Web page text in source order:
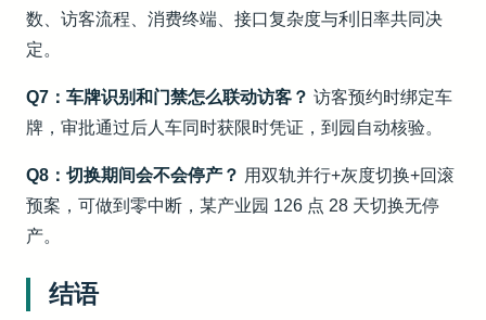
数、访客流程、消费终端、接口复杂度与利旧率共同决
定。
Q7：车牌识别和门禁怎么联动访客？ 访客预约时绑定车
牌，审批通过后人车同时获限时凭证，到园自动核验。
Q8：切换期间会不会停产？ 用双轨并行+灰度切换+回滚
预案，可做到零中断，某产业园 126 点 28 天切换无停
产。
结语